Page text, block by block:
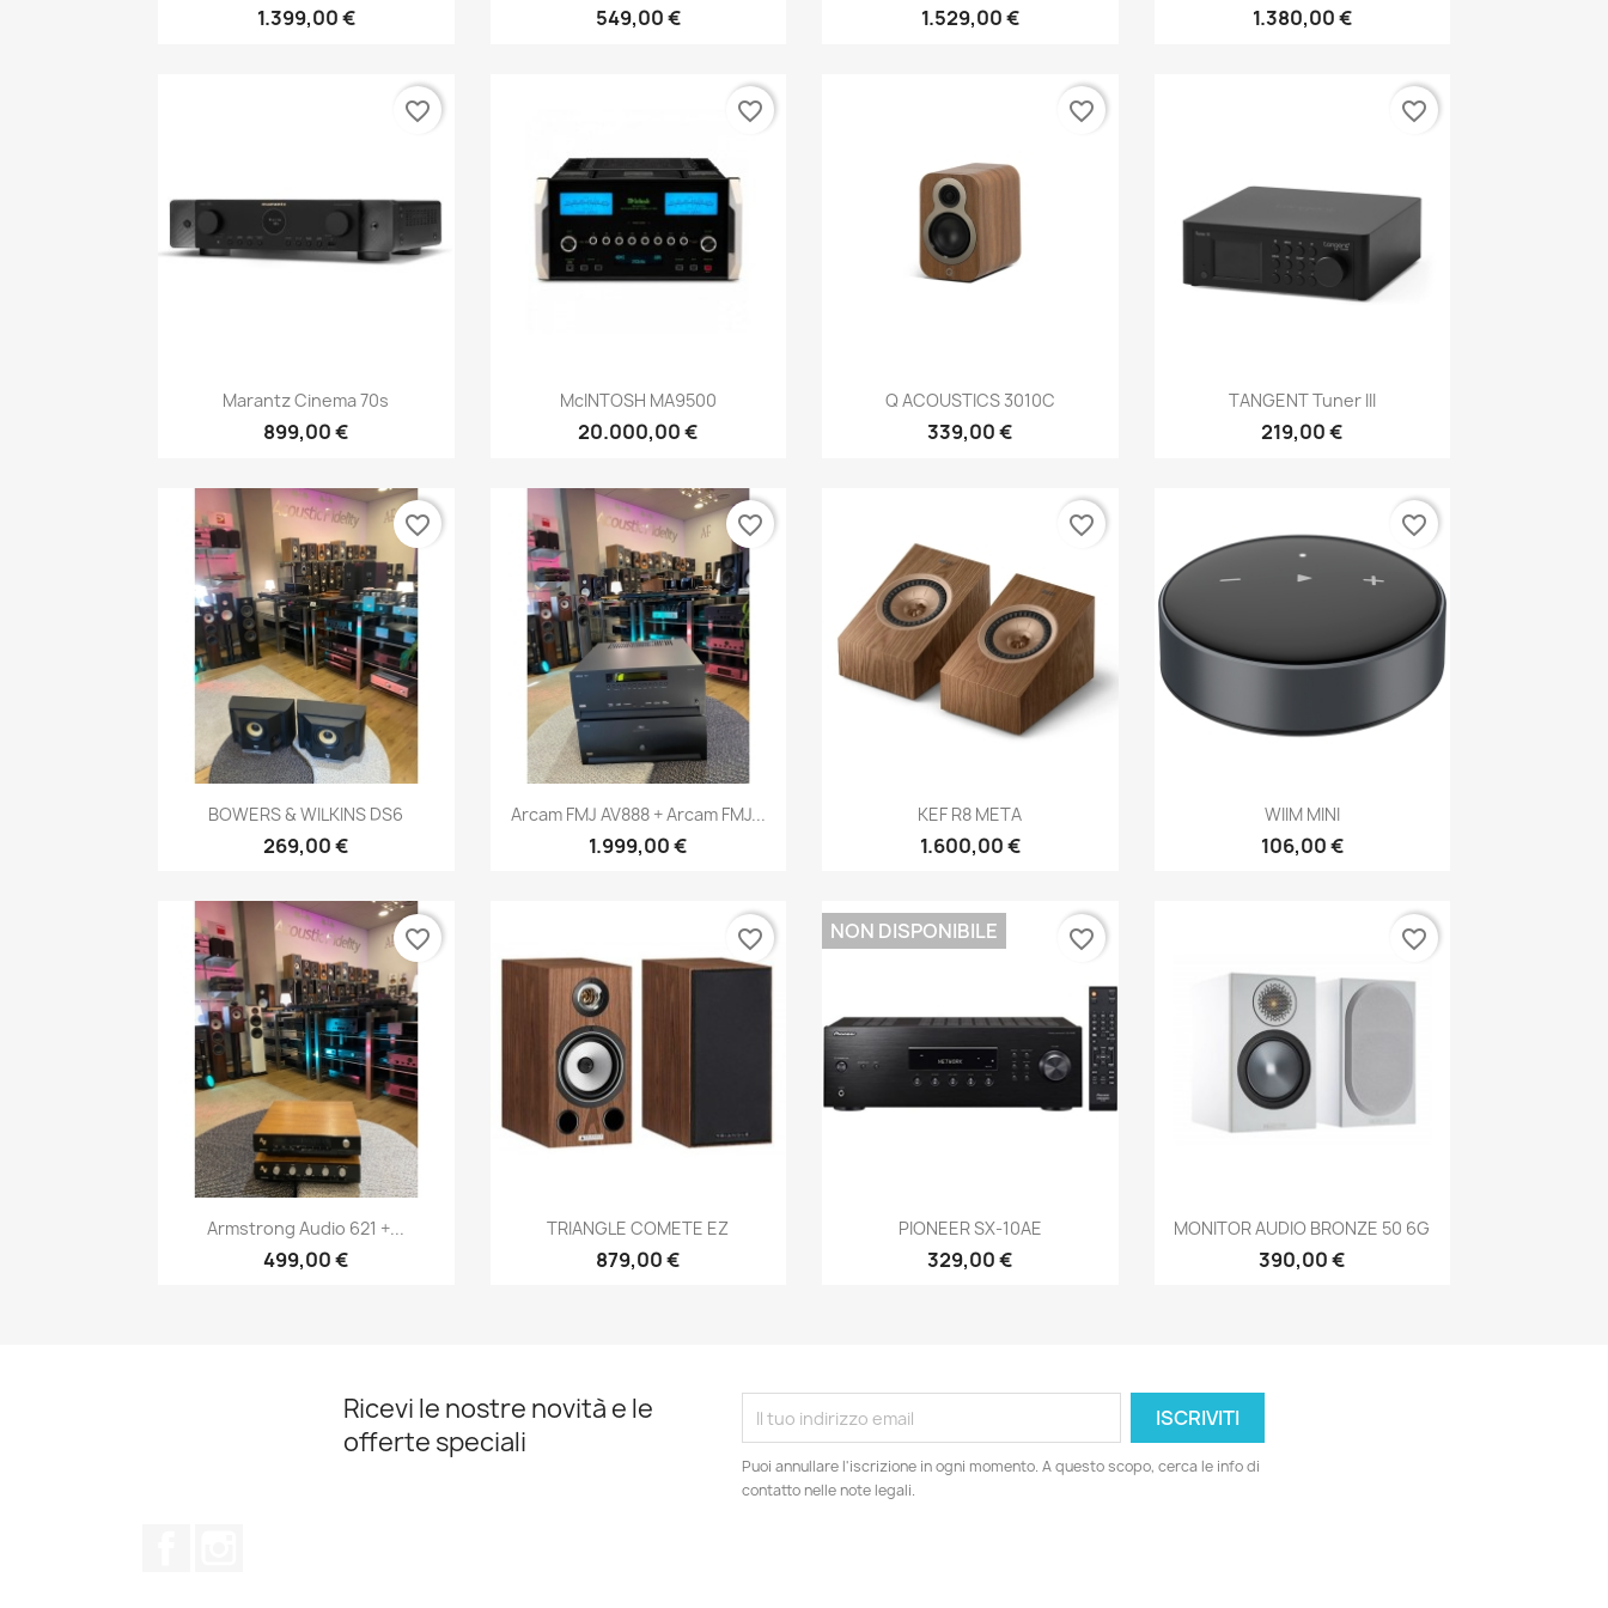
1.399,00 € 549,00 € 1.529,00 € 1.380,00 €
Anteprima
Marantz Cinema 70s
899,00 €
favorite_border
Anteprima
McINTOSH MA9500
20.000,00 €
favorite_border
Anteprima
Q ACOUSTICS 3010C
339,00 €
favorite_border
Anteprima
TANGENT Tuner III
219,00 €
favorite_border
Anteprima
BOWERS & WILKINS DS6
269,00 €
favorite_border
 Anteprima
Arcam FMJ AV888 + Arcam FMJ...
1.999,00 €
favorite_border
Anteprima
KEF R8 META
1.600,00 €
favorite_border
Anteprima
WIIM MINI
106,00 €
favorite_border
Anteprima
Armstrong Audio 621 +...
499,00 €
favorite_border
Anteprima
TRIANGLE COMETE EZ
879,00 €
favorite_border
Anteprima
PIONEER SX-10AE
329,00 €
NON DISPONIBILE favorite_border
Anteprima
MONITOR AUDIO BRONZE 50 6G
390,00 €
favorite_border
Ricevi le nostre novità e le
offerte speciali
Puoi annullare l'iscrizione in ogni momento. A questo scopo, cerca le info di
contatto nelle note legali.